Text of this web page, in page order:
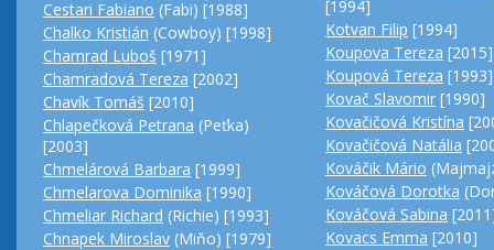
Cestari Fabiano (Fabi) [1988]
Chalko Kristián (Cowboy) [1998]
Chamrad Luboš [1971]
Chamradová Tereza [2002]
Chavík Tomáš [2010]
Chlapečková Petrana (Peťka)
[2003]
Chmelárová Barbara [1999]
Chmelarova Dominika [1990]
Chmeliar Richard (Richie) [1993]
Chnapek Miroslav (Miňo) [1979]
[1994]
Kotvan Filip [1994]
Koupova Tereza [2015]
Koupová Tereza [1993]
Kovač Slavomir [1990]
Kovačičová Kristína
Kovačičová Natália
Kováčik Mário
Kováčová Dorotka
Kováčová Sabina
Kovacs Emma [2010]